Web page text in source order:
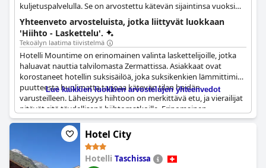
kuljetuspalvelulla. Se on arvostettu kätevän sijaintinsa vuoksi
hiihtoalueille pääsyn kannalta.
Yhteenveto arvosteluista, jotka liittyvät luokkaan
'Hiihto - Laskettelu'.
Tekoälyn laatima tiivistelmä
Hotelli Mountime on erinomainen valinta laskettelijoille, jotka
haluavat nauttia talvilomasta Zermattissa. Asiakkaat ovat
korostaneet hotellin suksisäilöä, joka suksikenkien lämmittimien
puutteesta huolimatta tarjoaa kätevän tilan heidän
varusteilleen. Läheisyys hiihtoon on merkittävä etu, ja vierailijat
pitävät sitä täydellisenä hiihtomatkoille. Erinomainen
kuljetuspalvelu parantaa rinteille pääsyn helppoutta.
Ystävällinen henkilökunta parantaa entisestään kokemusta,
mikä tekee hotellista loistavan vaihtoehdon hiihtoharrastajille.
Lue kaikkien luokkien arvostelujen yhteenvedot
Hotel City
Hotelli Taschissa